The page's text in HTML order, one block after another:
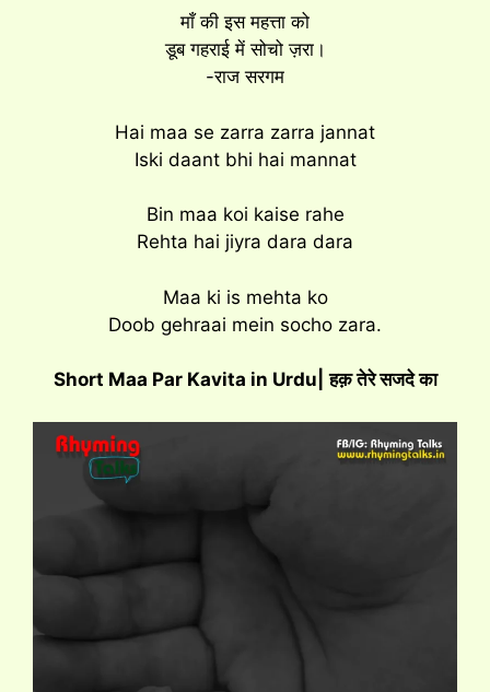
माँ की इस महत्ता को
डूब गहराई में सोचो ज़रा।
-राज सरगम
Hai maa se zarra zarra jannat
Iski daant bhi hai mannat
Bin maa koi kaise rahe
Rehta hai jiyra dara dara
Maa ki is mehta ko
Doob gehraai mein socho zara.
Short Maa Par Kavita in Urdu| हक़ तेरे सजदे का